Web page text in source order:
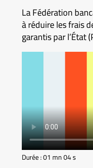
La Fédération
à réduire les frais
garantis par l’État
Durée : 01 mn 04 s